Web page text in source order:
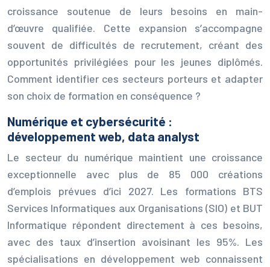
croissance soutenue de leurs besoins en main-
d’œuvre qualifiée. Cette expansion s’accompagne
souvent de difficultés de recrutement, créant des
opportunités privilégiées pour les jeunes diplômés.
Comment identifier ces secteurs porteurs et adapter
son choix de formation en conséquence ?
Numérique et cybersécurité :
développement web, data analyst
Le secteur du numérique maintient une croissance
exceptionnelle avec plus de 85 000 créations
d’emplois prévues d’ici 2027. Les formations BTS
Services Informatiques aux Organisations (SIO) et BUT
Informatique répondent directement à ces besoins,
avec des taux d’insertion avoisinant les 95%. Les
spécialisations en développement web connaissent